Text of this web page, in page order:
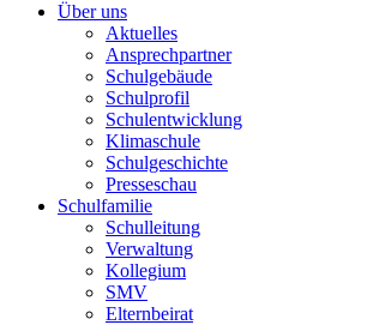
Über uns
Aktuelles
Ansprechpartner
Schulgebäude
Schulprofil
Schulentwicklung
Klimaschule
Schulgeschichte
Presseschau
Schulfamilie
Schulleitung
Verwaltung
Kollegium
SMV
Elternbeirat